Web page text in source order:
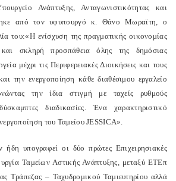
Ανάπτυξης, Ανταγωνιστικότητας και
από τον υφυπουργό κ. Θάνο Μωραϊτη, ο
του:«Η ενίσχυση της πραγματικής οικονομίας
και σκληρή προσπάθεια όλης της δημόσιας
μέχρι τις Περιφερειακές Διοικήσεις και τους
την ενεργοποίηση κάθε διαθέσιμου εργαλείο
την ίδια στιγμή με ταχείς ρυθμούς
διαδικασίες. Ένα χαρακτηριστικό
του Ταμείου JESSICA».
ήδη υπογραφεί οι δύο πρώτες Επιχειρησιακές
Ταμείων Αστικής Ανάπτυξης, μεταξύ ΕΤΕπ
Τράπεζας – Ταχυδρομικού Ταμιευτηρίου αλλά